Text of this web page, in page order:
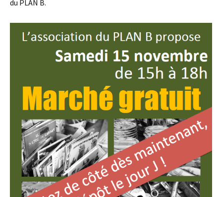
du PLAN B.